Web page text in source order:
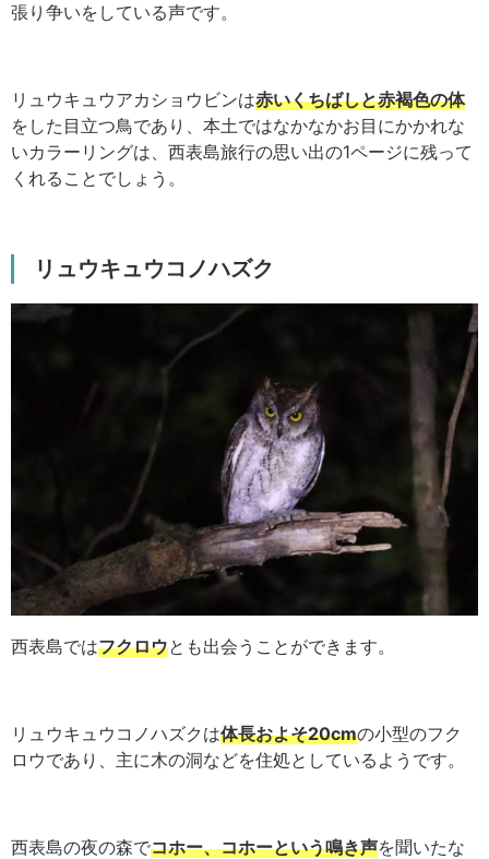
張り争いをしている声です。
リュウキュウアカショウビンは赤いくちばしと赤褐色の体
をした目立つ鳥であり、本土ではなかなかお目にかかれな
いカラーリングは、西表島旅行の思い出の1ページに残って
くれることでしょう。
リュウキュウコノハズク
西表島ではフクロウとも出会うことができます。
リュウキュウコノハズクは体長およそ20cmの小型のフク
ロウであり、主に木の洞などを住処としているようです。
西表島の夜の森でコホー、コホーという鳴き声を聞いたな